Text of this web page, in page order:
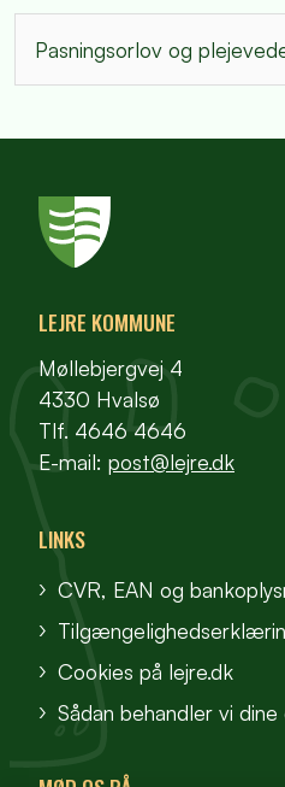
Pasningsorlov og
LEJRE KOMMUNE
Møllebjergvej 4
4330 Hvalsø
Tlf. 4646 4646
E-mail: post@lejre.dk
LINKS
CVR, EAN og
Cookies på lejre.dk
Sådan behandler vi dine